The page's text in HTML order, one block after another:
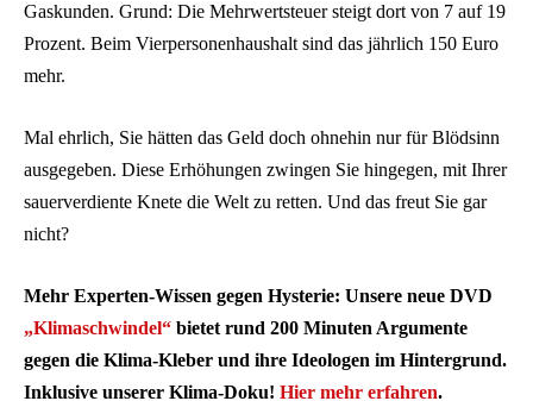
Gaskunden. Grund: Die Mehrwertsteuer steigt dort von 7 auf 19
Prozent. Beim Vierpersonenhaushalt sind das jährlich 150 Euro
mehr.
Mal ehrlich, Sie hätten das Geld doch ohnehin nur für Blödsinn
ausgegeben. Diese Erhöhungen zwingen Sie hingegen, mit Ihrer
sauerverdiente Knete die Welt zu retten. Und das freut Sie gar
nicht?
Mehr Experten-Wissen gegen Hysterie: Unsere neue DVD
„Klimaschwindel“ bietet rund 200 Minuten Argumente
gegen die Klima-Kleber und ihre Ideologen im Hintergrund.
Inklusive unserer Klima-Doku! Hier mehr erfahren.